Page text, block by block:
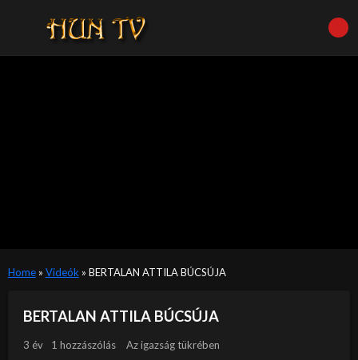
Home» Videók » BERTALAN ATTILA BÚCSÚJA
BERTALAN ATTILA BÚCSÚJA
3 év 1 hozzászólás Az igazság tükrében